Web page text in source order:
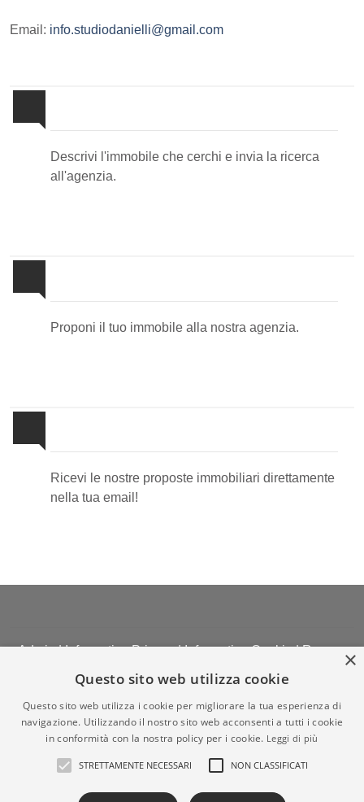
Email: info.studiodanielli@gmail.com
Descrivi l'immobile che cerchi e invia la ricerca
all'agenzia.
Proponi il tuo immobile alla nostra agenzia.
Ricevi le nostre proposte immobiliari direttamente
nella tua email!
Admin|Informativa Privacy|Informativa Cookie|Revoca
Massimiliano - All Rights reserved - Part. IVA 02958290963
Iscrizione REA della CCIAA di MILANO n. REA- MB
Gestionale agenzia immobiliare - GestionaleRe.it
×
Questo sito web utilizza cookie
Questo sito web utilizza i cookie per migliorare la tua esperienza di
navigazione. Utilizzando il nostro sito web acconsenti a tutti i cookie
in conformità con la nostra policy per i cookie. Leggi di più
STRETTAMENTE NECESSARI NON CLASSIFICATI